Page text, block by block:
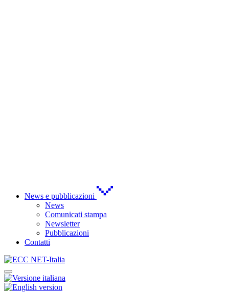
News e pubblicazioni
News
Comunicati stampa
Newsletter
Pubblicazioni
Contatti